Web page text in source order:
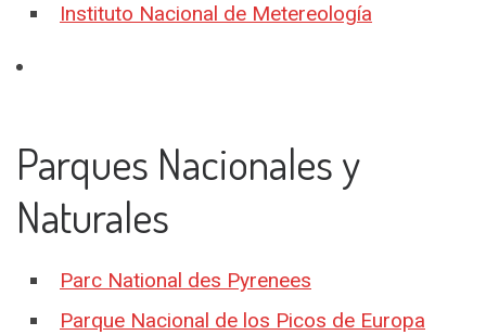
Instituto Nacional de Metereología
Parques Nacionales y
Naturales
Parc National des Pyrenees
Parque Nacional de los Picos de Europa